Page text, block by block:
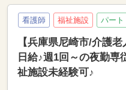
看護師 福祉施設 パート
【兵庫県尼崎市/介護
日給♪週1回～の夜勤専
祉施設未経験可♪